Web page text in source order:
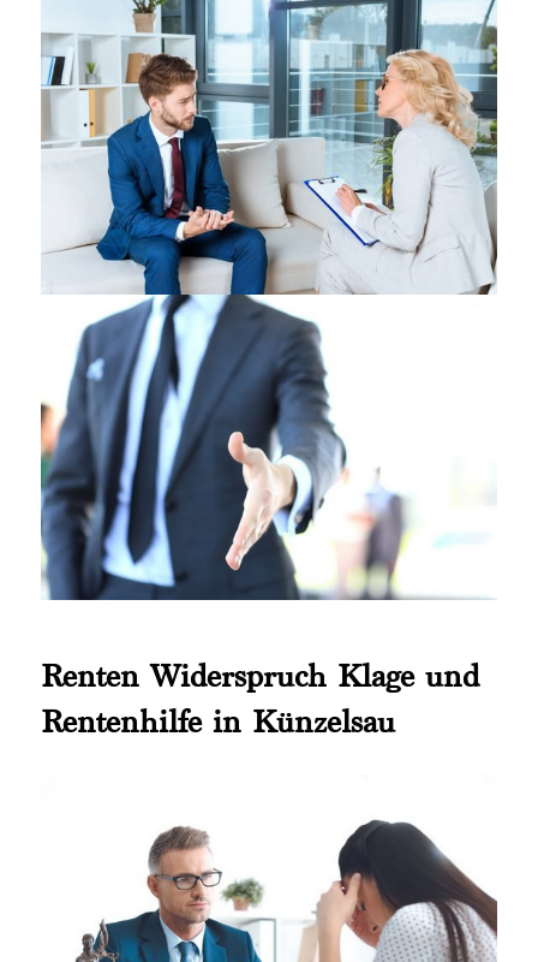
Renten Widerspruch Klage und
Rentenhilfe in Künzelsau